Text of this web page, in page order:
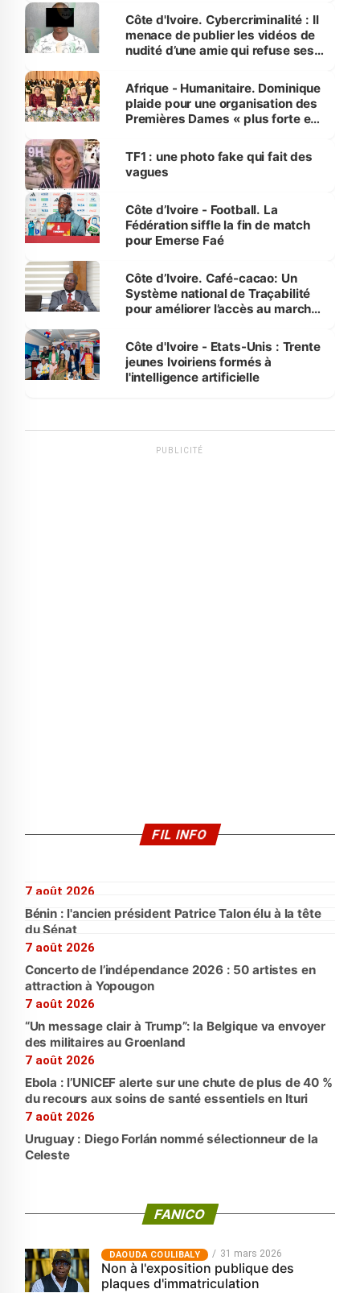
des Transports
Côte d'Ivoire. Cybercriminalité : Il
menace de publier les vidéos de
nudité d’une amie qui refuse ses
Afrique - Humanitaire. Dominique
plaide pour une organisation des
Premières Dames « plus forte et
sur la scène internationale »
TF1 : une photo fake qui fait des
vagues
Côte d’Ivoire - Football. La
Fédération siffle la fin de match
pour Emerse Faé
Côte d’Ivoire. Café-cacao: Un
Système national de Traçabilité
pour améliorer l’accès au marché
Côte d'Ivoire - Etats-Unis : Trente
jeunes Ivoiriens formés à
l'intelligence artificielle
PUBLICITÉ
FIL INFO
7 août 2026
Bénin : l'ancien président Patrice Talon élu à la tête
du Sénat
7 août 2026
Concerto de l’indépendance 2026 : 50 artistes en
attraction à Yopougon
7 août 2026
“Un message clair à Trump”: la Belgique va envoyer
des militaires au Groenland
7 août 2026
Ebola : l’UNICEF alerte sur une chute de plus de 40 %
du recours aux soins de santé essentiels en Ituri
7 août 2026
Uruguay : Diego Forlán nommé sélectionneur de la
Celeste
FANICO
‎DAOUDA COULIBALY 31 mars 2026
Non à l'exposition publique des
plaques d'immatriculation